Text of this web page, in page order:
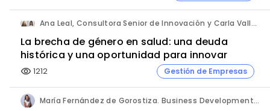
Ana Leal, Consultora Senior de Innovación y Carla Vallès, Manager. ANIMA.
La brecha de género en salud: una deuda
histórica y una oportunidad para innovar
visibility 1212 Gestión de Empresas
María Fernández de Gorostiza. Business Development & Sustainable Transformation Director. L'Oréal Dermatological Beauty.